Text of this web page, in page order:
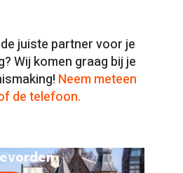
juiste partner voor je
Wij komen graag bij je
Neem meteen
de telefoon.